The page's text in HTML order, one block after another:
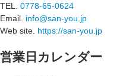
TEL. 0778-65-0624
Email. info@san-you.jp
Web site. https://san-you.jp
営業日カレンダー